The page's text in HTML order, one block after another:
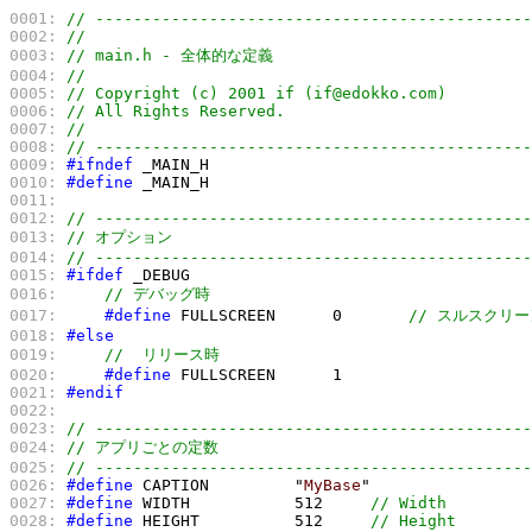
0001:
//
0002:
//
0003:
// main.h - 全体的な定義
0004:
//
0005:
// Copyright (c) 2001 if (if@edokko.com)
0006:
// All Rights Reserved.
0007:
//
0008:
//
0009:
#ifndef
0010:
#define
0011:
0012:
//
0013:
// オプション
0014:
//
0015:
#ifdef
0016:
// デバッグ時
0017:
#define FULLSCREEN      0 // スルスクリ
0018:
#else
0019:
//  リリース時
0020:
#define
0021:
#endif
0022:
0023:
//
0024:
// アプリごとの定数
0025:
//
0026:
#define CAPTION         "MyBase
0027:
#define WIDTH           512 // Width
0028:
#define HEIGHT          512 // Height